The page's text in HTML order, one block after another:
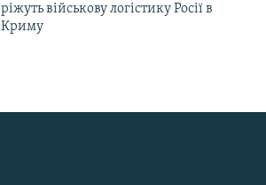
ріжуть військову логістику Росії в
Криму